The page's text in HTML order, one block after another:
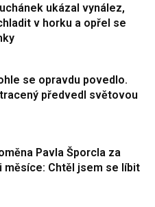
ukázal vynález,
v horku a opřel se
se opravdu povedlo.
předvedl světovou
Pavla Šporcla za
měsíce: Chtěl jsem se líbit